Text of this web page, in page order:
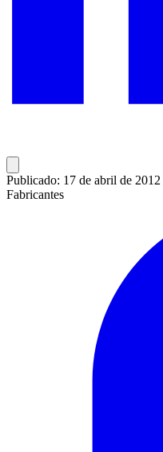
Publicado: 17 de abril de 2012
Fabricantes